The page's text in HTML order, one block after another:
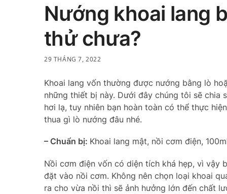
Nướng khoai lang
thử chưa?
29 THÁNG 7, 2022
Khoai lang vốn thường được nướng bằng lò
những thiết bị này. Dưới đây chúng tôi sẽ chia
hơi lạ, tuy nhiên bạn hoàn toàn có thể thực
thua gì lò nướng đâu nhé.
– Chuẩn bị: Khoai lang mật, nồi cơm điện,
Nồi cơm điện vốn có diện tích khá hẹp, vì vậy
đặt vào nồi cơm. Không nên chọn loại khoai
ra cho vừa nồi thì sẽ ảnh hưởng lớn đến chất